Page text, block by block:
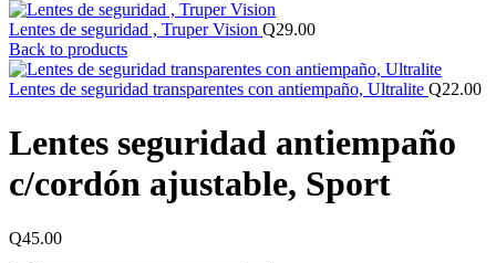
Lentes de seguridad , Truper Vision Q29.00
Back to products
Lentes de seguridad transparentes con antiempaño, Ultralite Q22.00
Lentes seguridad antiempaño
c/cordón ajustable, Sport
Q45.00